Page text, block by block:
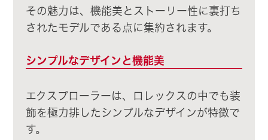
その魅力は、機能美とストーリー性に裏打ち
されたモデルである点に集約されます。
シンプルなデザインと機能美
エクスプローラーは、ロレックスの中でも装
飾を極力排したシンプルなデザインが特徴で
す。